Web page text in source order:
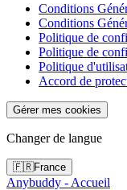
Conditions
Conditions
Politique de
Politique de
Politique
Accord de
Gérer mes cookies
Changer de langue
🇫🇷France
Anybuddy - Accueil